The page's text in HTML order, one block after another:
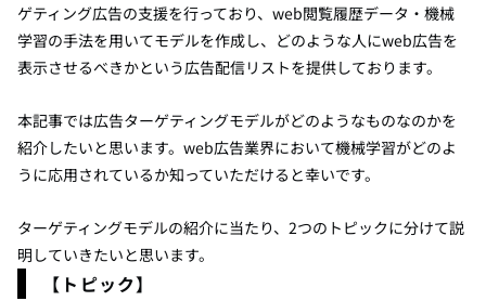
ゲティング広告の支援を行っており、web閲覧履歴データ・機械
学習の手法を用いてモデルを作成し、どのような人にweb広告を
表示させるべきかという広告配信リストを提供しております。
本記事では広告ターゲティングモデルがどのようなものなのかを
紹介したいと思います。web広告業界において機械学習がどのよ
うに応用されているか知っていただけると幸いです。
ターゲティングモデルの紹介に当たり、2つのトピックに分けて説
明していきたいと思います。
【トピック】